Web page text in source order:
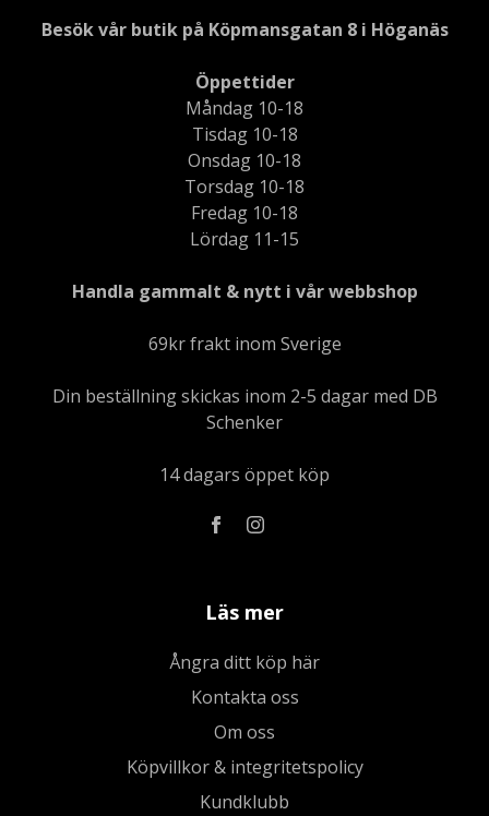
Besök vår butik på Köpmansgatan 8 i Höganäs
Öppettider
Måndag 10-18
Tisdag 10-18
Onsdag 10-18
Torsdag 10-18
Fredag 10-18
Lördag 11-15
Handla gammalt & nytt i vår webbshop
69kr frakt inom Sverige
Din beställning skickas inom 2-5 dagar med DB
Schenker
14 dagars öppet köp
Läs mer
Ångra ditt köp här
Kontakta oss
Om oss
Köpvillkor & integritetspolicy
Kundklubb